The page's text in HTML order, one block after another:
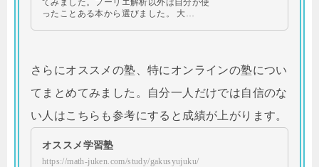
ったことある本から選びました。 大…
さらにオススメの塾、特にオンラインの塾につい
てまとめてみました。自分一人だけでは自信のな
い人はこちらも参考にすると成績が上がります。
オススメ学習塾
https://math-juken.com/study/gakusyujuku/